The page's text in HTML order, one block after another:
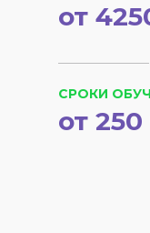
СРОКИ
от
от